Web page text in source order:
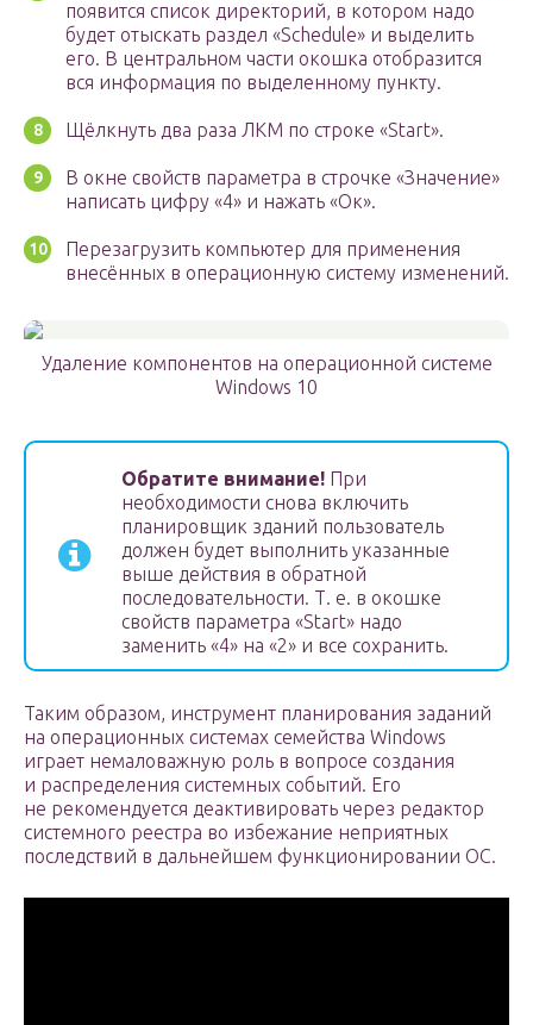
появится список директорий, в котором надо
будет отыскать раздел «Schedule» и выделить
его. В центральном части окошка отобразится
вся информация по выделенному пункту.
Щёлкнуть два раза ЛКМ по строке «Start».
В окне свойств параметра в строчке «Значение»
написать цифру «4» и нажать «Ок».
Перезагрузить компьютер для применения
внесённых в операционную систему изменений.
Удаление компонентов на операционной системе
Windows 10
Обратите внимание! При
необходимости снова включить
планировщик зданий пользователь
должен будет выполнить указанные
выше действия в обратной
последовательности. Т. е. в окошке
свойств параметра «Start» надо
заменить «4» на «2» и все сохранить.
Таким образом, инструмент планирования заданий
на операционных системах семейства Windows
играет немаловажную роль в вопросе создания
и распределения системных событий. Его
не рекомендуется деактивировать через редактор
системного реестра во избежание неприятных
последствий в дальнейшем функционировании ОС.